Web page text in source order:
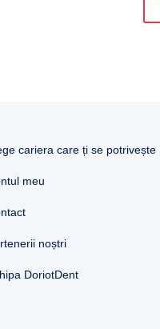
cariera care ți se potrivește
meu
noștri
DoriotDent